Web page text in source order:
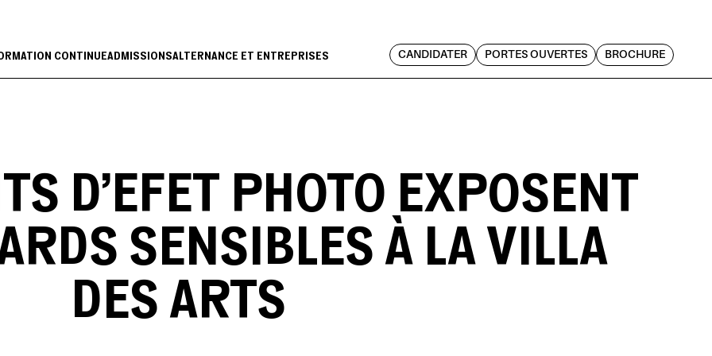
CONTINUEADMISSIONSALTERNANCE ET ENTREPRISES CANDIDATER PORTES OUVERTES BROCHURE
D’EFET PHOTO EXPOSENT
SENSIBLES À LA VILLA
DES ARTS